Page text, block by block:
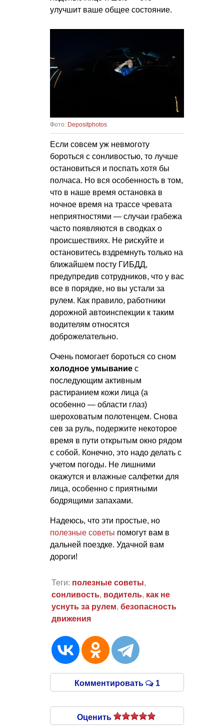
улучшит ваше общее состояние.
Фото: Depositphotos
Если совсем уж невмоготу
бороться с сонливостью, то лучше
остановиться и поспать хотя бы
полчаса. Но вся особенность в том,
что в наше время остановка в
ночное время на трассе чревата
неприятностями — случаи грабежа
часто появляются в сводках о
происшествиях. Не рискуйте и
остановитесь вздремнуть только на
ближайшем посту ГИБДД,
предупредив сотрудников, что у вас
все в порядке, но вы устали за
рулем. Как правило, работники
дорожной автоинспекции к таким
водителям относятся
доброжелательно.
Очень помогает бороться со сном
холодное умывание с
последующим активным
растиранием кожи лица (а
особенно — области глаз)
шероховатым полотенцем. Снова
сев за руль, подержите некоторое
время в пути открытым окно рядом
с собой. Конечно, это надо делать с
учетом погоды. Не лишними
окажутся и влажные салфетки для
лица, особенно с приятными
бодрящими запахами.
Надеюсь, что эти простые, но
полезные советы помогут вам в
дальней поездке. Удачной вам
дороги!
Теги: полезные советы,
сонливость, водитель, как не
уснуть за рулем, безопасность
движения
Комментировать 1
Оценить